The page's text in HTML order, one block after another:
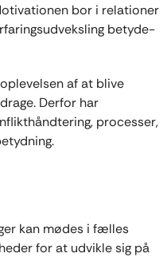
bor i relationer
betyde-
af at blive
Derfor har
processer,
kan mødes i fælles
for at udvikle sig på